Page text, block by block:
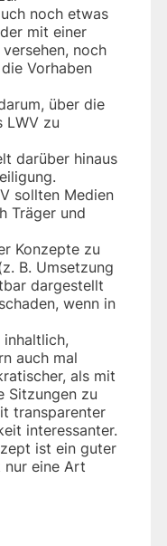
noch etwas
mit einer
noch
Vorhaben
über die
LWV zu
darüber hinaus
sollten Medien
Träger und
Konzepte zu
B. Umsetzung
dargestellt
wenn in
inhaltlich,
auch mal
als mit
Sitzungen zu
transparenter
interessanter.
ist ein guter
nur eine Art